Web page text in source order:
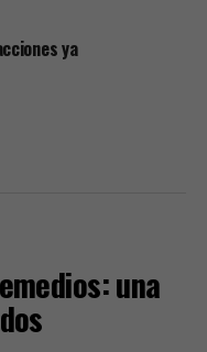
ya
una